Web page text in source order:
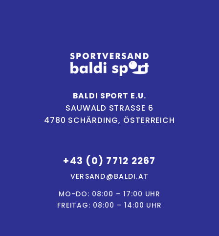
BALDI SPORT E.U.
SAUWALD STRASSE 6
4780 SCHÄRDING, ÖSTERREICH
+43 (0) 7712 2267
VERSAND@BALDI.AT
MO–DO: 08:00 – 17:00 UHR
FREITAG: 08:00 – 14:00 UHR